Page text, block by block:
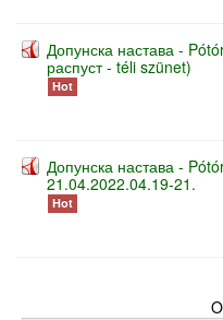
Допунска настава -
распуст - téli szünet)
Hot
Допунска настава -
21.04.2022.04.19-21.
Hot